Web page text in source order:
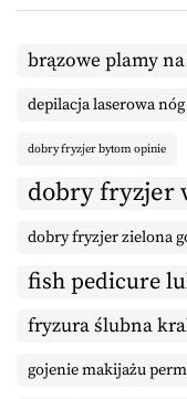
brązowe plamy
depilacja laserowa nóg
dobry fryzjer bytom opinie
dobry fryzjer
dobry fryzjer zielona
fish pedicure
fryzura ślubna
gojenie makijażu